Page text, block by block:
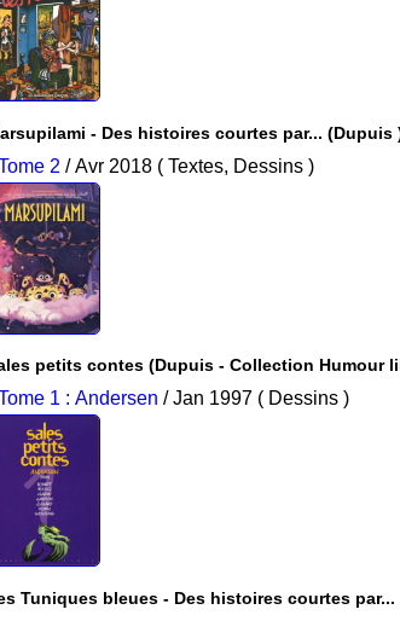
- Des histoires courtes par... (Dupuis
2 / Avr 2018 ( Textes, Dessins )
Sales petits contes (Dupuis - Collection
1 : Andersen / Jan 1997 ( Dessins )